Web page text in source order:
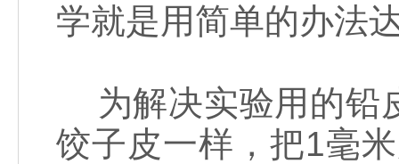
学就是用简单的办法
为解决实验用的铅
饺子皮一样，把1毫